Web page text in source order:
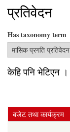
प्रतिवेदन
Has taxonomy term
केहि पनि भेटिएन ।
बजेट तथा कार्यक्रम